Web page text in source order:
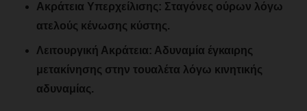
Ακράτεια Υπερχείλισης: Σταγόνες ούρων λόγω
ατελούς κένωσης κύστης.
Λειτουργική Ακράτεια: Αδυναμία έγκαιρης
μετακίνησης στην τουαλέτα λόγω κινητικής
αδυναμίας.